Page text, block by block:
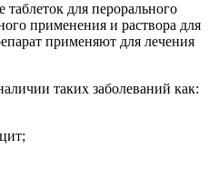
для перорального
применения и раствора для
применяют для лечения
таких заболеваний как: